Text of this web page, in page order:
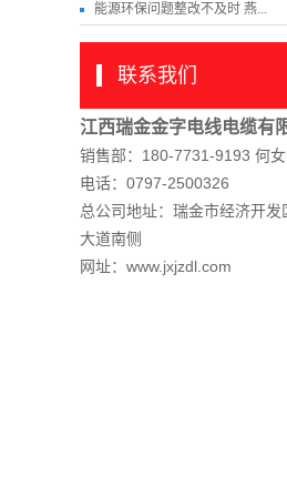
能源环保问题整改不及时 燕...
联系我们
江西瑞金金字电线电缆有
销售部：180-7731-9193 何
电话：0797-2500326
总公司地址：瑞金市经济开发
大道南侧
网址：www.jxjzdl.com